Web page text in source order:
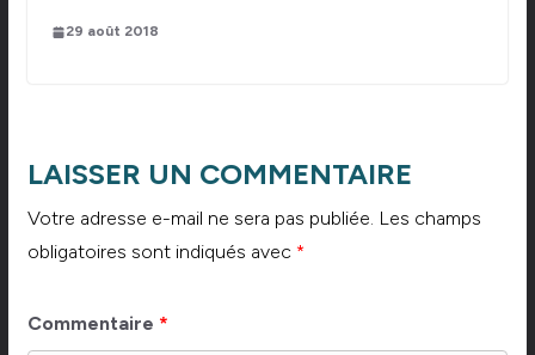
29 août 2018
LAISSER UN COMMENTAIRE
Votre adresse e-mail ne sera pas publiée. Les champs
obligatoires sont indiqués avec *
Commentaire *